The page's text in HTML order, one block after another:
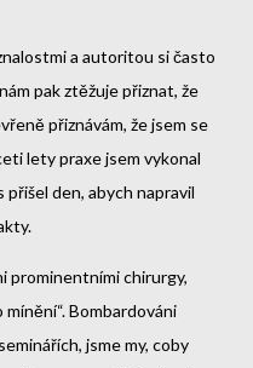
a autoritou si často
pak ztěžuje přiznat, že
přiznávám, že jsem se
lety praxe jsem vykonal
den, abych napravil
prominentními chirurgy,
Bombardováni
jsme my, coby